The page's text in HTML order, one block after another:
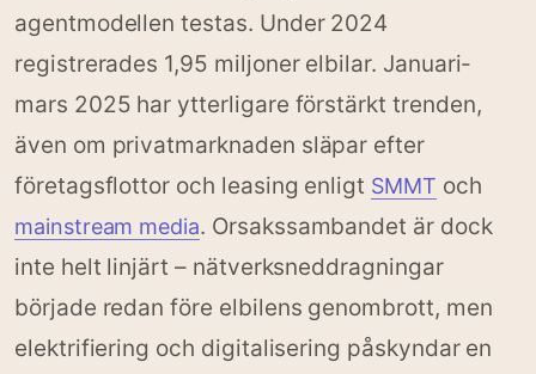
agentmodellen testas. Under 2024
registrerades 1,95 miljoner elbilar. Januari-
mars 2025 har ytterligare förstärkt trenden,
även om privatmarknaden släpar efter
företagsflottor och leasing enligt SMMT och
mainstream media. Orsakssambandet är dock
inte helt linjärt – nätverksneddragningar
började redan före elbilens genombrott, men
elektrifiering och digitalisering påskyndar en